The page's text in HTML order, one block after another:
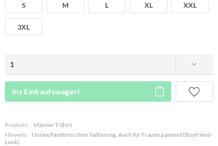
S M L XL XXL
3XL
ins Einkaufswagerl
Produkt:
Männer T-Shirt
Hinweis:
Unisex Passform ohne Taillierung. Auch für Frauen passend (Boyfriend-
Look).